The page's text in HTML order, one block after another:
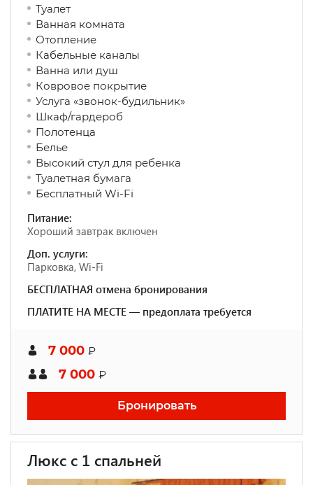
Туалет
Ванная комната
Отопление
Кабельные каналы
Ванна или душ
Ковровое покрытие
Услуга «звонок-будильник»
Шкаф/гардероб
Полотенца
Белье
Высокий стул для ребенка
Туалетная бумага
Бесплатный Wi-Fi
Питание:
Хороший завтрак включен
Доп. услуги:
Парковка, Wi-Fi
БЕСПЛАТНАЯ отмена бронирования
ПЛАТИТЕ НА МЕСТЕ — предоплата требуется
7 000 ₽
7 000 ₽
Бронировать
Люкс с 1 спальней